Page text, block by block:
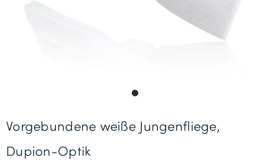
Vorgebundene weiße Jungenfliege,
Dupion-Optik